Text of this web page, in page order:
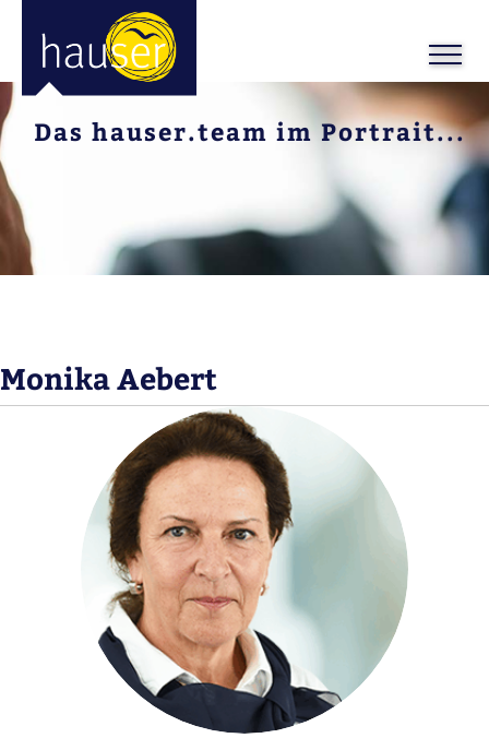
Das hauser.team im Portrait...
Monika Aebert